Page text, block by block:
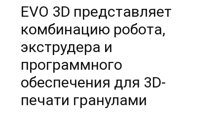
EVO 3D представляет
комбинацию робота,
экструдера и
программного
обеспечения для 3D-
печати гранулами